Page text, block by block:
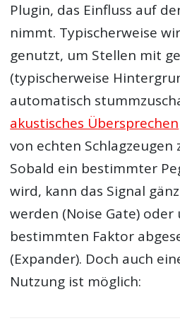
Plugin, das Einfluss auf
nimmt. Typischerweise
genutzt, um Stellen mit
(typischerweise
automatisch
akustisches Übersprechen
von echten Schlagzeugen
Sobald ein bestimmter
wird, kann das Signal
werden (Noise Gate) oder
bestimmten Faktor
(Expander). Doch auch
Nutzung ist möglich: